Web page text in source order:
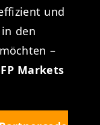
und
den
–
FP Markets